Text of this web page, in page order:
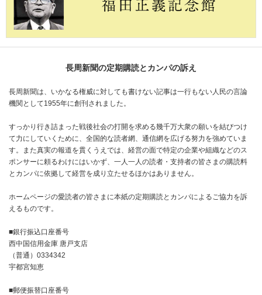
長周新聞の定期購読とカンパの訴え
長周新聞は、いかなる権威に対しても書けない記事は一行もない人民の言論
機関として1955年に創刊されました。
すっかり行き詰まった戦後社会の打開を求める幾千万大衆の願いを結びつけ
て力にしていくために、全国的な読者網、通信網を広げる努力を強めていま
す。また真実の報道を貫くうえでは、経営の面で特定の企業や組織などのス
ポンサーに頼るわけにはいかず、一人一人の読者・支持者の皆さまの購読料
とカンパに依拠して経営を成り立たせるほかはありません。
ホームページの愛読者の皆さまに本紙の定期購読とカンパによるご協力を訴
えるものです。
■銀行振込口座番号
西中国信用金庫 唐戸支店
（普通）0334342
宇都宮知恵
■郵便振替口座番号